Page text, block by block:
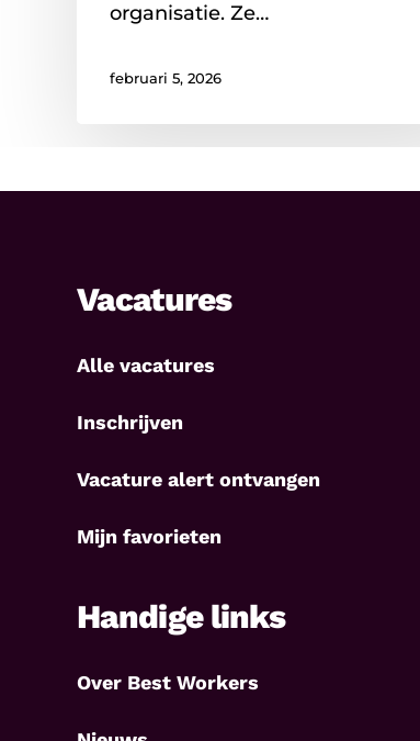
organisatie. Ze…
februari 5, 2026
Vacatures
Alle vacatures
Inschrijven
Vacature alert ontvangen
Mijn favorieten
Handige links
Over Best Workers